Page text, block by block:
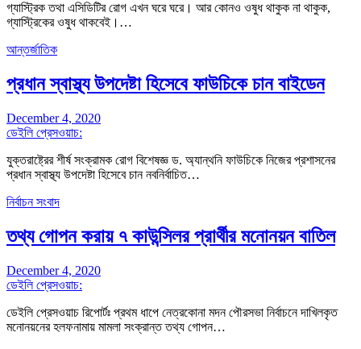
গ্যাস্ট্রিক তথা এসিডিটির রোগ এখন ঘরে ঘরে। আর কোনও ওষুধ থাকুক না থাকুক,
গ্যাস্ট্রিকের ওষুধ থাকবেই।…
আন্তর্জাতিক
প্রধান স্বাস্থ্য উপদেষ্টা হিসেবে ফাউচিকে চান বাইডেন
December 4, 2020
ডেইলি প্রেসওয়াচ:
যুক্তরাষ্ট্রের শীর্ষ সংক্রামক রোগ বিশেষজ্ঞ ড. অ্যান্থনি ফাউচিকে নিজের প্রশাসনের
প্রধান স্বাস্থ্য উপদেষ্টা হিসেবে চান নবনির্বাচিত…
নির্বাচন সংবাদ
তথ্য গোপন করায় ৭ কাউন্সিলর প্রার্থীর মনোনয়ন বাতিল
December 4, 2020
ডেইলি প্রেসওয়াচ:
ডেইলি প্রেসওয়াচ রিপোর্টঃ প্রথম ধাপে নেত্রকোনা মদন পৌরসভা নির্বাচনে দাখিলকৃত
মনোনয়নের হলফনামায় মামলা সংক্রান্ত তথ্য গোপন…